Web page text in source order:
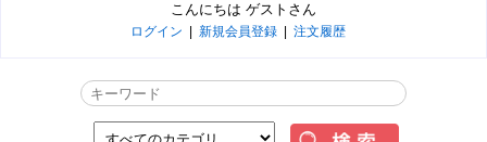
こんにちは ゲストさん
ログイン 新規会員登録 注文履歴